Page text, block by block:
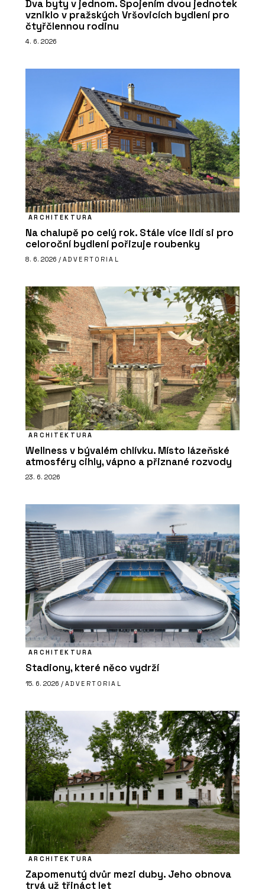
Dva byty v jednom. Spojením dvou jednotek
vzniklo v pražských Vršovicích bydlení pro
čtyřčlennou rodinu
4. 6. 2026
ARCHITEKTURA
Na chalupě po celý rok. Stále více lidí si pro
celoroční bydlení pořizuje roubenky
8. 6. 2026 / ADVERTORIAL
ARCHITEKTURA
Wellness v bývalém chlívku. Místo lázeňské
atmosféry cihly, vápno a přiznané rozvody
23. 6. 2026
ARCHITEKTURA
Stadiony, které něco vydrží
15. 6. 2026 / ADVERTORIAL
ARCHITEKTURA
Zapomenutý dvůr mezi duby. Jeho obnova
trvá už třináct let